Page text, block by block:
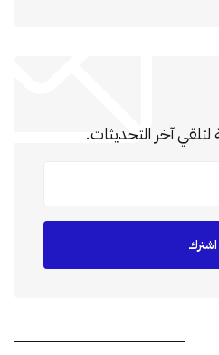
لتلقي آخر التحديثات.
اشترك